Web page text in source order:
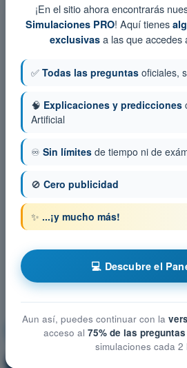
Reglamentación de la aviación
¡En el sitio ahora encontrarás
Simulaciones PRO! Aquí tienes
exclusivasa las que accedes
✅ Todas las preguntas oficiales,
🧠 Explicaciones y predicciones
Artificial
♾️ Sin límites de tiempo ni de
🚫 Cero publicidad
✨ ...¡y mucho más!
💻 Descubre el
Aun así, puedes continuar con la
acceso al 75% de las preguntas
simulaciones cada 2